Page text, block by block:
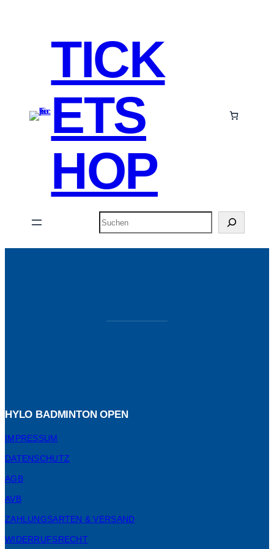
TICK
ETS
HOP
HYLO BADMINTON OPEN
IMPRESSUM
DATENSCHUTZ
AGB
AVB
ZAHLUNGSARTEN & VERSAND
WIDERRUFSRECHT